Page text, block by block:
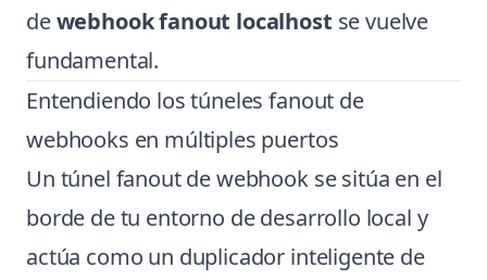
dewebhook fanout localhost se vuelve
fundamental.
Entendiendo los túneles fanout de
webhooks en múltiples puertos
Un túnel fanout de webhook se sitúa en el
borde de tu entorno de desarrollo local y
actúa como un duplicador inteligente de